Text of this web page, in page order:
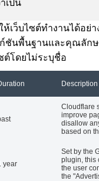
เป็น
ห้เว็บไซต์ทำงานได้อย่
ก์ชันพื้นฐานและคุณลัก
ต์โดยไม่ระบุชื่อ
Description
Cloudflare
improve
disallow
based on
year
Set by the
plugin, this
the user
the